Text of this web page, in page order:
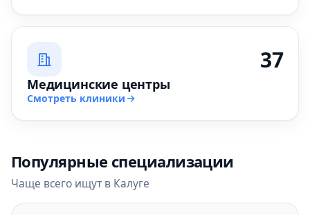
37
Медицинские центры
Смотреть клиники
Популярные специализации
Чаще всего ищут в Калуге